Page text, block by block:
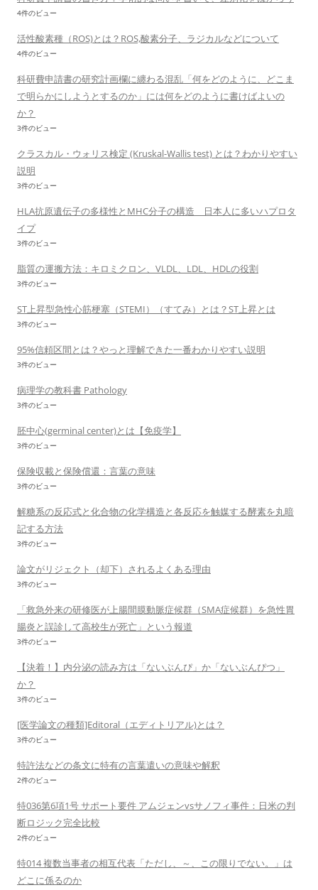
4件のビュー
活性酸素種（ROS)とは？ROS,酸素分子、ラジカルなどについて
4件のビュー
科研費申請書の研究計画欄に纏わる混乱「何をどのように、どこま
で明らかにしようとするのか」には何をどのように書けばよいの
か？
3件のビュー
クラスカル・ウォリス検定 (Kruskal-Wallis test) とは？わかりやすい
説明
3件のビュー
HLA抗原遺伝子の多様性とMHC分子の構造 日本人に多いハプロタ
イプ
3件のビュー
脂質の運搬方法：キロミクロン、VLDL、LDL、HDLの役割
3件のビュー
ST上昇型急性心筋梗塞（STEMI）（すてみ）とは？ST上昇とは
3件のビュー
95%信頼区間とは？やっと理解できた一番わかりやすい説明
3件のビュー
病理学の教科書 Pathology
3件のビュー
胚中心(germinal center)とは【免疫学】
3件のビュー
保険収載と保険償還：言葉の意味
3件のビュー
解糖系の反応式と化合物の化学構造と各反応を触媒する酵素を丸暗
記する方法
3件のビュー
論文がリジェクト（却下）されるよくある理由
3件のビュー
「救急外来の研修医が上腸間膜動脈症候群（SMA症候群）を急性胃
腸炎と誤診して高校生が死亡」という報道
3件のビュー
【決着！】内分泌の読み方は「ないぶんぴ」か「ないぶんぴつ」
か？
3件のビュー
[医学論文の種類]Editoral（エディトリアル)とは？
3件のビュー
特許法などの条文に特有の言葉遣いの意味や解釈
2件のビュー
特036第6項1号 サポート要件 アムジェンvsサノフィ事件：日米の判
断ロジック完全比較
2件のビュー
特014 複数当事者の相互代表「ただし、～、この限りでない。」は
どこに係るのか